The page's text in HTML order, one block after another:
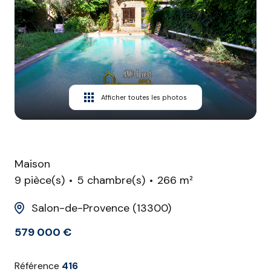
CONTACT
Afficher toutes les photos
Maison
9 pièce(s)
5 chambre(s)
266 m²
Salon-de-Provence (13300)
579 000 €
Référence 416